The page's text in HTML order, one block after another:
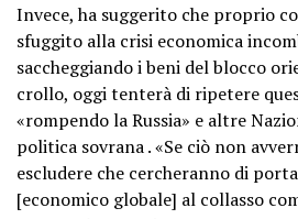
Invece, ha suggerito che proprio
sfuggito alla crisi economica
saccheggiando i beni del blocco
crollo, oggi tenterà di ripetere
«rompendo la Russia» e altre
politica sovrana . «Se ciò non
escludere che cercheranno di
[economico globale] al collasso